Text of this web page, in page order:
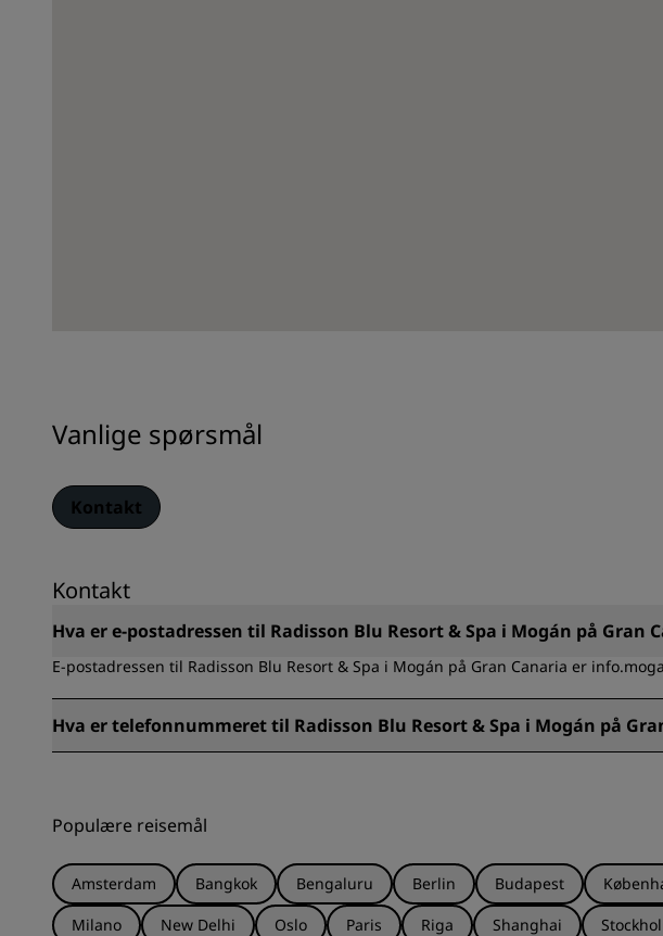
Vanlige spørsmål
Kontakt
Kontakt
Hva er e-postadressen til Radisson Blu Resort & Spa i Mogán på Gran
E-postadressen til Radisson Blu Resort & Spa i Mogán på Gran Canaria er
Hva er telefonnummeret til Radisson Blu Resort & Spa i Mogán på
Populære reisemål
Amsterdam Bangkok Bengaluru Berlin Budapest
Milano
New Delhi Oslo Paris Riga Shanghai